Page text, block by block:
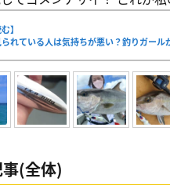
】
れている人は気持ちが悪い？釣りガール
(全体)